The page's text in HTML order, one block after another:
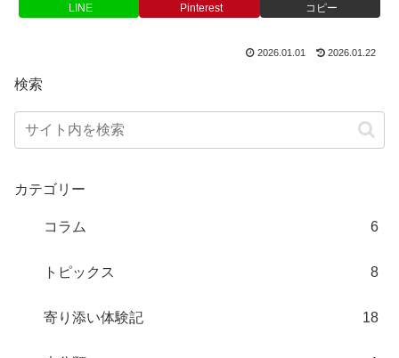
LINE Pinterest コピー
2026.01.01 2026.01.22
検索
カテゴリー
コラム 6
トピックス 8
寄り添い体験記 18